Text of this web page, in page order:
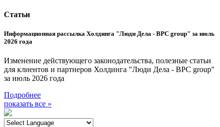
Статьи
Информационная рассылка Холдинга "Люди Дела - BPC group" за июль
2026 года
Изменение действующего законодательства, полезные статьи
для клиентов и партнеров Холдинга "Люди Дела - BPC group"
за июль 2026 года
Подробнее
показать все »